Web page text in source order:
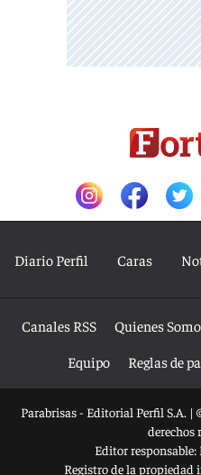
Diario Perfil Caras
Canales RSS Quienes
Equipo
Reglas de
Parabrisas - Editorial Perfil S.A. |
derechos
Editor responsable:
Registro de la propiedad